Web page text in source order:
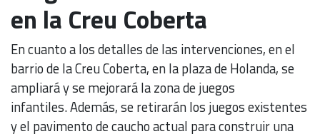
en la Creu Coberta
En cuanto a los detalles de las intervenciones, en el
barrio de la Creu Coberta, en la plaza de Holanda, se
ampliará y se mejorará la zona de juegos
infantiles. Además, se retirarán los juegos existentes
y el pavimento de caucho actual para construir una